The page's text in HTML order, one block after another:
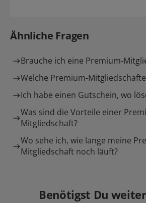
Ähnliche Fragen
Brauche ich eine Premium-
Welche Premium-
Ich habe einen Gutschein, wo
Was sind die Vorteile einer
Mitgliedschaft?
Wo sehe ich, wie lange meine
Mitgliedschaft noch läuft?
Benötigst Du